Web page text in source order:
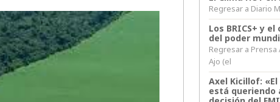
Regresar a Diario
Los BRICS+ y
del poder
Regresar a
Ajo (el
Axel Kicillof:
está queriendo